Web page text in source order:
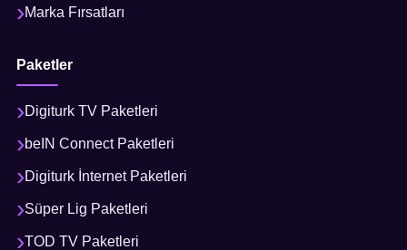
Marka Fırsatları
Paketler
Digiturk TV Paketleri
beIN Connect Paketleri
Digiturk İnternet Paketleri
Süper Lig Paketleri
TOD TV Paketleri